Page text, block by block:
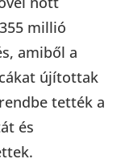
millió
amiből a
újítottak
tették a
és